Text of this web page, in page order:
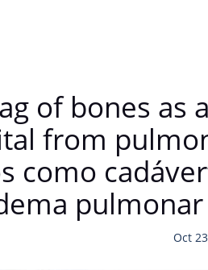
of bones
from
como
pulmonar
Oct